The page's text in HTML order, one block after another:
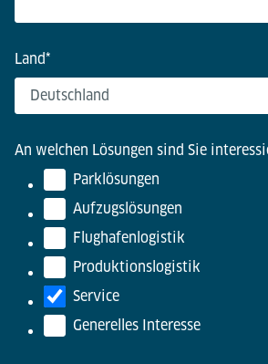
Land*
An welchen Lösungen sind Sie
Parklösungen
Aufzugslösungen
Flughafenlogistik
Produktionslogistik
Service
Generelles Interesse